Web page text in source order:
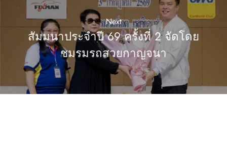
Next
สัมมนาประจำปี 69 ครั้งที่ 2 จัดโดย
ชมรมรถสวยกาญจนา